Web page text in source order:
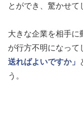
とができ、驚かせて
大きな企業を相手に
が行方不明になって
送ればよいですか」
う。